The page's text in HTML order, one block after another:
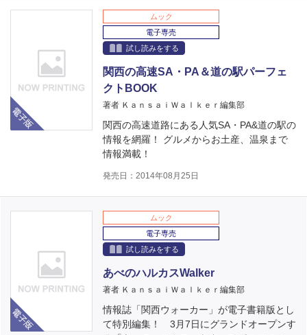
ムック
電子専売
試し読みをする
関西の高速SA・PA＆道の駅パーフェ
クトBOOK
著者 ＫａｎｓａｉＷａｌｋｅｒ編集部
関西の高速道路にある人気SA・PA&道の駅の
情報を網羅！ グルメからお土産、温泉まで
情報満載！
発売日：2014年08月25日
ムック
電子専売
試し読みをする
あべのハルカスWalker
著者 ＫａｎｓａｉＷａｌｋｅｒ編集部
情報誌「関西ウォーカー」が電子書籍版とし
て特別編集！ 3月7日にグランドオープンす